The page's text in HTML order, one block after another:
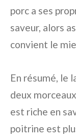
porc a ses
saveur, alors
convient le
En résumé, le
deux
est riche en
poitrine est